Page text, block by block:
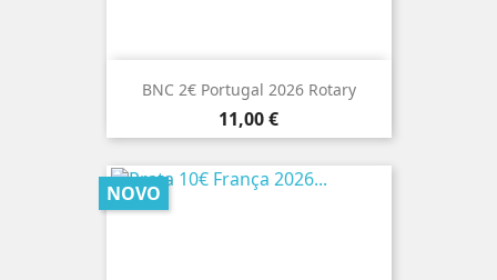
BNC 2€ Portugal 2026 Rotary
Preço
11,00 €
NOVO